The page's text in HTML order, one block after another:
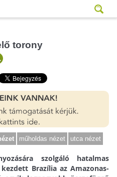
torony
műholdas nézet utca nézet
szolgáló hatalmas
Brazília az Amazonas-